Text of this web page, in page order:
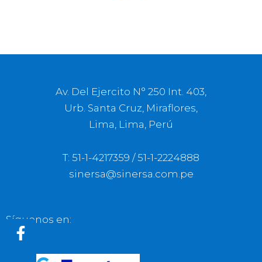
Av. Del Ejercito N° 250 Int. 403,
Urb. Santa Cruz, Miraflores,
Lima, Lima, Perú
T: 51-1-4217359 / 51-1-2224888
sinersa@sinersa.com.pe
Síguenos en:
F